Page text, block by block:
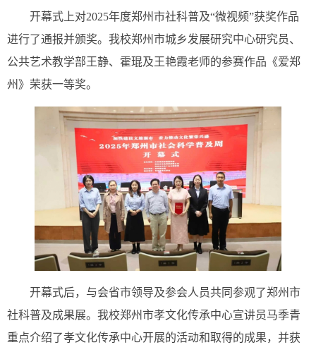
开幕式上对2025年度郑州市社科普及“微视频”获奖作品
进行了通报并颁奖。我校郑州市城乡发展研究中心研究员、
公共艺术教学部王静、霍琨及王艳霞老师的参赛作品《爱郑
州》荣获一等奖。
开幕式后，与会省市领导及参会人员共同参观了郑州市
社科普及成果展。我校郑州市孝文化传承中心宣讲员马季青
重点介绍了孝文化传承中心开展的活动和取得的成果，并获